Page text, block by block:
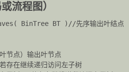
流程图）
BinTree BT )//先序输出叶结点
节点）输出叶节点
存在继续递归访问左子树